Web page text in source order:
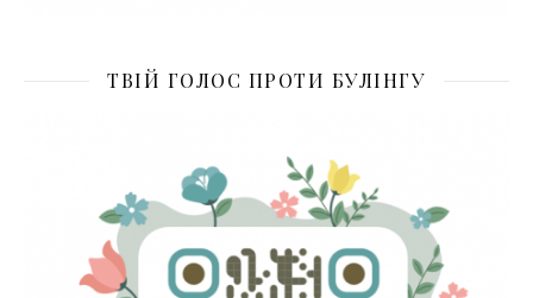
ТВІЙ ГОЛОС ПРОТИ БУЛІНГУ